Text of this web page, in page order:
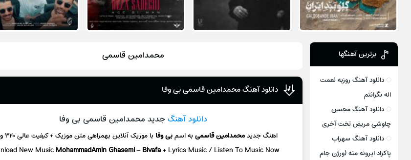
محمدامین قاسمی
دانلود آهنگ محمدامین قاسمی بی وفا
دانلود آهنگ جدید محمدامین قاسمی بی وفا
اهنگ جدیدمحمدامین قاسمیبه اسمبی وفابا موزیک آنلاینبهمراهی متن موزیک + کیفیت عالی ۳۲۰ و ۱۲۸
New Music MohammadAmin Ghasemi– Bivafa+ Lyrics Music / Listen To Music Now
برترین آهنگها
دانلود آهنگ روزبه نعمت
اله نگرانتم
دانلود آهنگ محسن
چاوشی مریض تخت آخری
دانلود آهنگ سهراب
پاکزاد ایرونه منه (ورژن جام